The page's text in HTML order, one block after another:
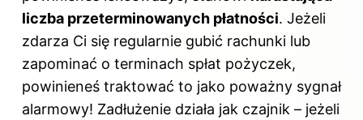
liczba przeterminowanych płatności. Jeżeli
zdarza Ci się regularnie gubić rachunki lub
zapominać o terminach spłat pożyczek,
powinieneś traktować to jako poważny sygnał
alarmowy! Zadłużenie działa jak czajnik – jeżeli